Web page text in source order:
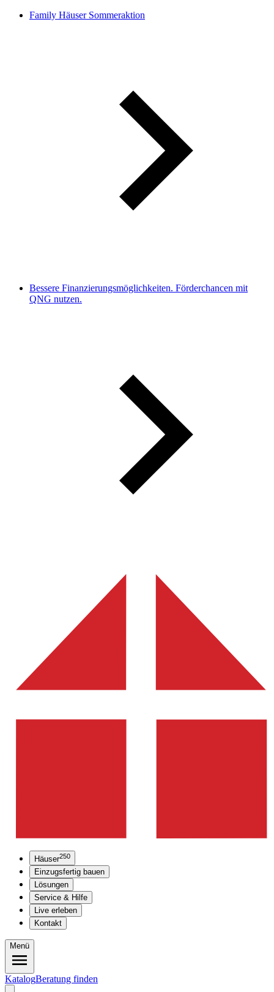
Family Häuser Sommeraktion
Bessere Finanzierungsmöglichkeiten. Förderchancen mit
QNG nutzen.
Häuser250
Einzugsfertig bauen
Lösungen
Service & Hilfe
Live erleben
Kontakt
Menü
KatalogBeratung finden